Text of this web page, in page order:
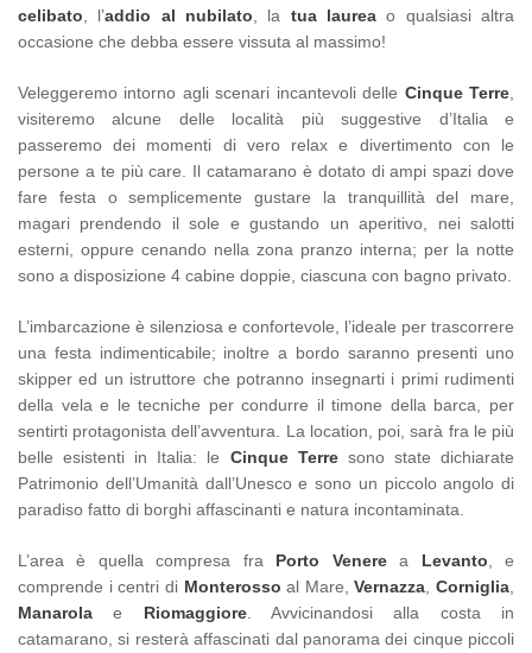
celibato , l’addio al nubilato , la tua laurea o qualsiasi altra
occasione che debba essere vissuta al massimo!
Veleggeremo intorno agli scenari incantevoli delle Cinque Terre
visiteremo alcune delle località più suggestive d’Italia e
passeremo dei momenti di vero relax e divertimento con le
persone a te più care. Il catamarano è dotato di ampi spazi dove
fare festa o semplicemente gustare la tranquillità del mare,
magari prendendo il sole e gustando un aperitivo, nei salotti
esterni, oppure cenando nella zona pranzo interna; per la notte
sono a disposizione 4 cabine doppie, ciascuna con bagno privato.
L’imbarcazione è silenziosa e confortevole, l’ideale per trascorrere
una festa indimenticabile; inoltre a bordo saranno presenti uno
skipper ed un istruttore che potranno insegnarti i primi rudimenti
della vela e le tecniche per condurre il timone della barca, per
sentirti protagonista dell’avventura. La location, poi, sarà fra le più
belle esistenti in Italia: le Cinque Terresono state dichiarate
Patrimonio dell’Umanità dall’Unesco e sono un piccolo angolo di
paradiso fatto di borghi affascinanti e natura incontaminata.
L’area è quella compresa fra Porto Venerea Levanto , e
comprende i centri di Monterosso al Mare,Vernazza Corniglia
Manarola e Riomaggiore. Avvicinandosi alla costa in
catamarano, si resterà affascinati dal panorama dei cinque piccoli